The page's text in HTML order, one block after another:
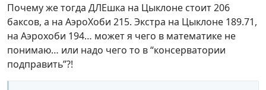
Почему же тогда ДЛЕшка на Цыклоне стоит 206
баксов, а на АэроХоби 215. Экстра на Цыклоне 189.71,
на Аэрохоби 194… может я чего в математике не
понимаю… или надо чего то в “консерватории
подправить”?!